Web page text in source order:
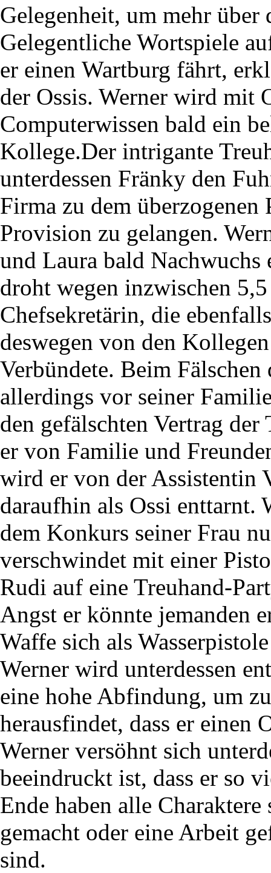
Gelegenheit, um mehr über
Gelegentliche Wortspiele
er einen Wartburg fährt,
der Ossis. Werner wird mit
Computerwissen bald ein
Kollege.Der intrigante
unterdessen Fränky den
Firma zu dem
Provision zu gelangen.
und Laura bald Nachwuchs
droht wegen inzwischen
Chefsekretärin, die
deswegen von den
Verbündete. Beim Fälschen
allerdings vor seiner
den gefälschten Vertrag
er von Familie und
wird er von der Assistentin
daraufhin als Ossi enttarnt.
dem Konkurs seiner Frau
verschwindet mit einer
Rudi auf eine Treuhand-
Angst er könnte jemanden
Waffe sich als
Werner wird unterdessen
eine hohe Abfindung, um
herausfindet, dass er einen
Werner versöhnt sich
beeindruckt ist, dass er so
Ende haben alle
gemacht oder eine Arbeit
sind.